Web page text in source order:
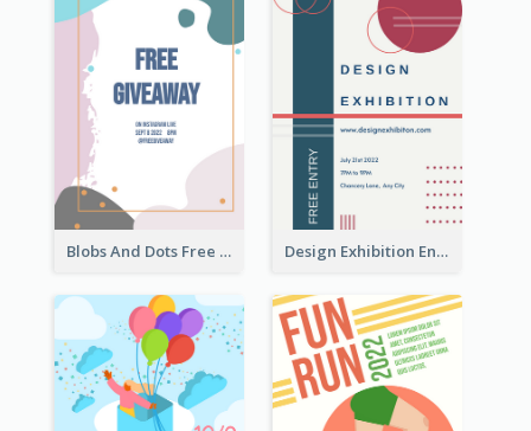
Blobs And Dots Free Giveaway Flyer Design Exhibition Entry Flyer